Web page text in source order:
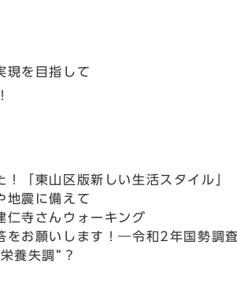
現を目指して
「東山区版新しい生活スタイル」
地震に備えて
寺さんウォーキング
をお願いします！―令和2年国勢調
養失調”？